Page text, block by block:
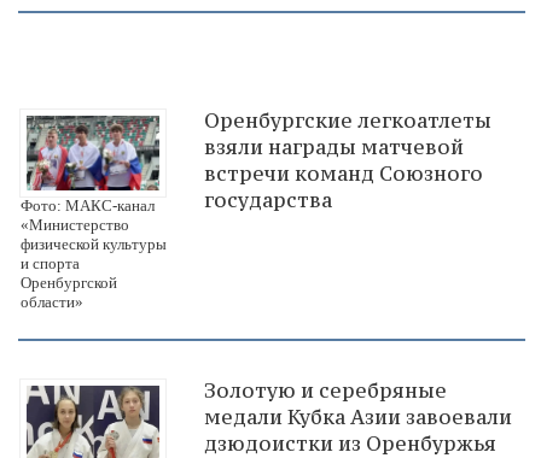
Фото: МАКС-канал
«Министерство
физической культуры
и спорта
Оренбургской
области»
Оренбургские легкоатлеты
взяли награды матчевой
встречи команд Союзного
государства
Золотую и серебряные
медали Кубка Азии завоевали
дзюдоистки из Оренбуржья